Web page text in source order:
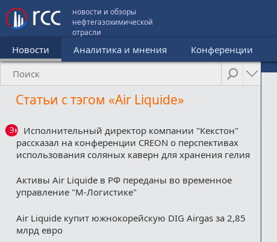
новости и обзоры
нефтегазохимической
отрасли
Новости Аналитика и мнения Конференции
Статьи с тэгом «Air Liquide»
Эксклюзив
Исполнительный директор компании "Кекстон"
рассказал на конференции CREON о перспективах
использования соляных каверн для хранения гелия
Активы Air Liquide в РФ переданы во временное
управление "М-Логистике"
Air Liquide купит южнокорейскую DIG Airgas за 2,85
млрд евро